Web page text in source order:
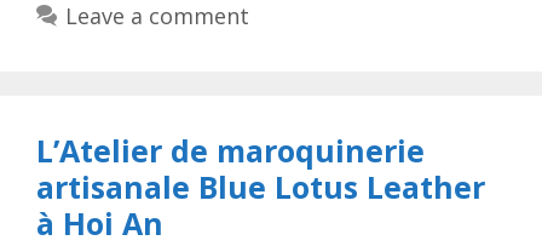
Leave a comment
L’Atelier de maroquinerie
artisanale Blue Lotus Leather
à Hoi An